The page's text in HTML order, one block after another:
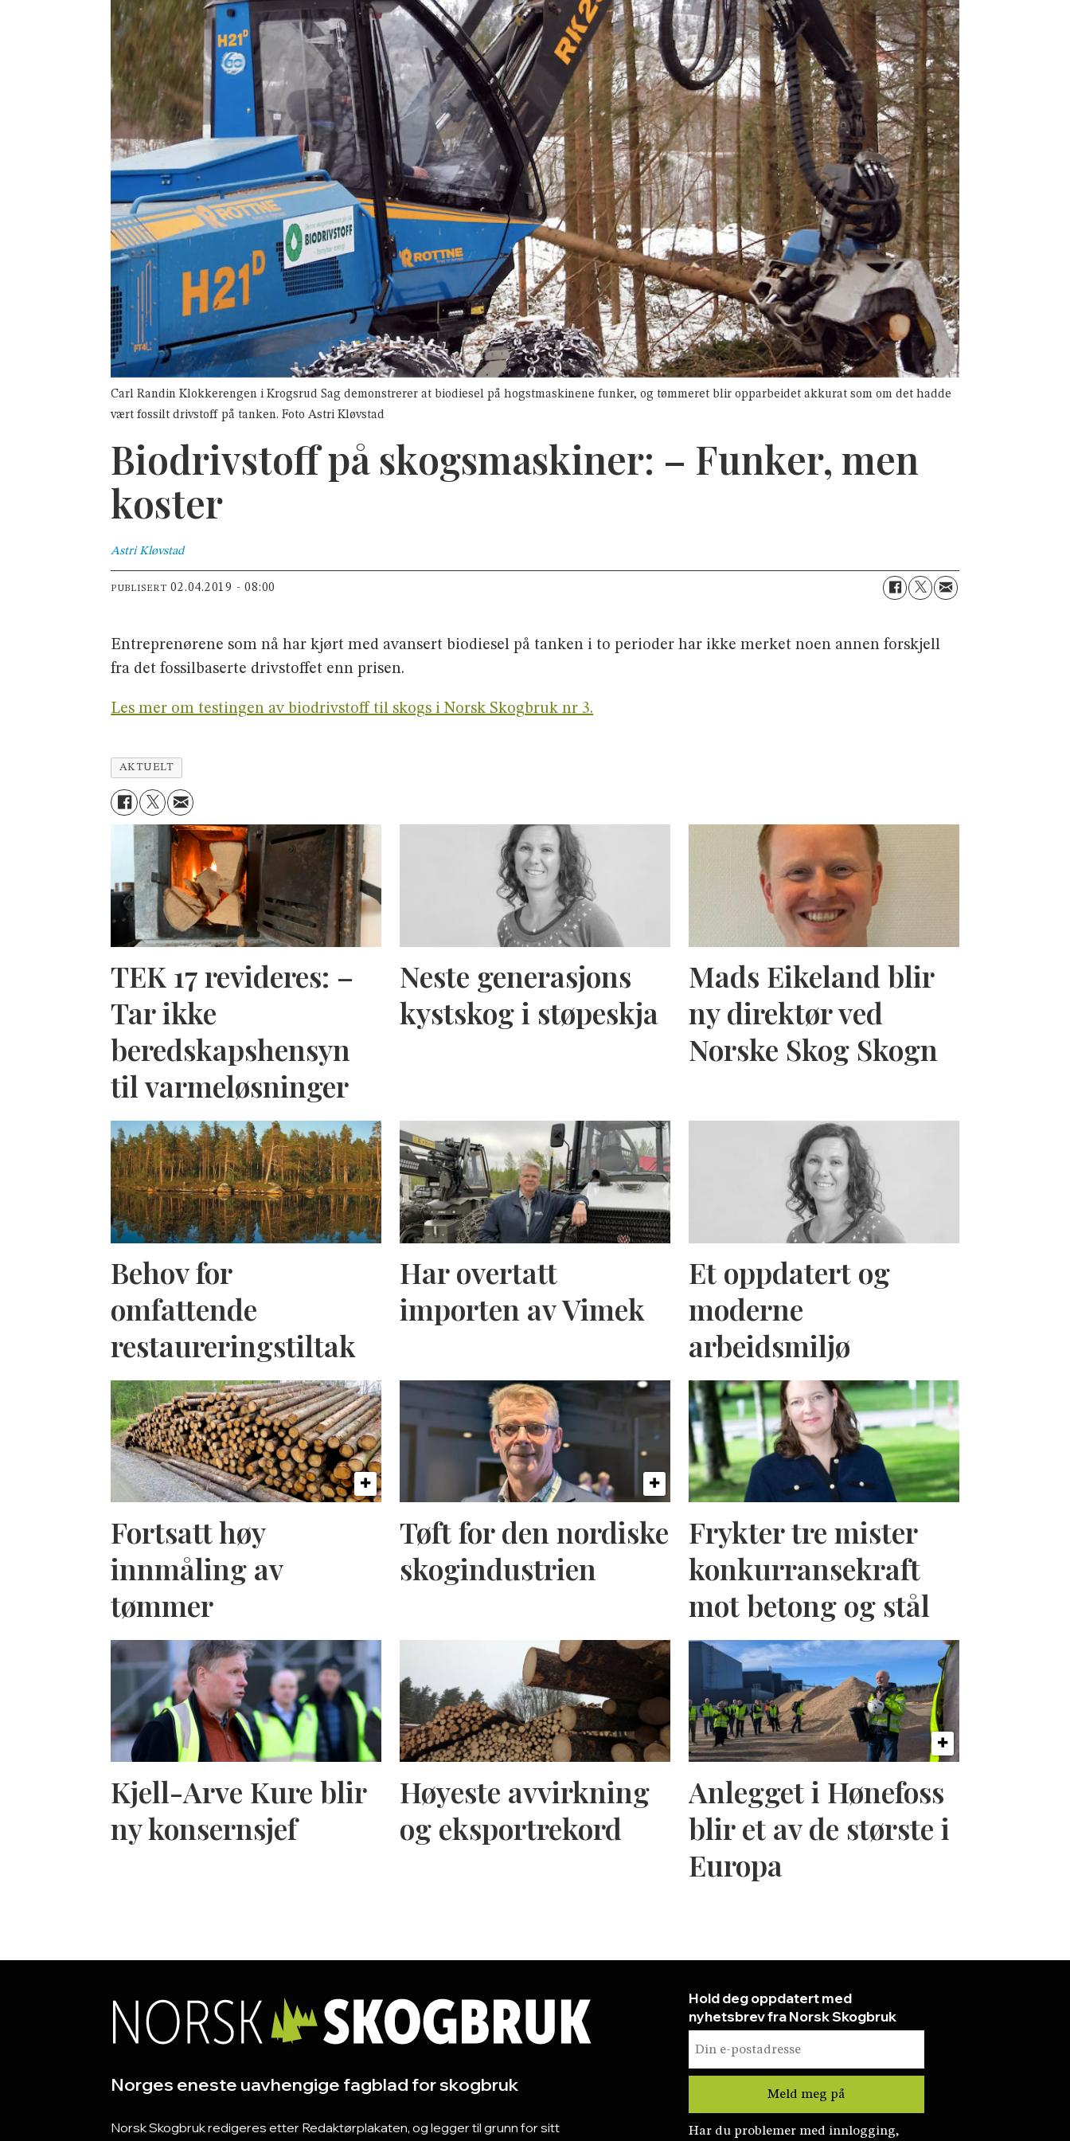
Carl Randin Klokkerengen i Krogsrud Sag demonstrerer at biodiesel på hogstmaskinene funker, og tømmeret blir opparbeidet akkurat som om det hadde
vært fossilt drivstoff på tanken. Foto Astri Kløvstad
Biodrivstoff på skogsmaskiner: – Funker, men
koster
Astri Kløvstad
PUBLISERT 02.04.2019 - 08:00
Entreprenørene som nå har kjørt med avansert biodiesel på tanken i to perioder har ikke merket noen annen forskjell
fra det fossilbaserte drivstoffet enn prisen.
Les mer om testingen av biodrivstoff til skogs i Norsk Skogbruk nr 3.
AKTUELT
TEK 17 revideres: –
Tar ikke
beredskapshensyn
til varmeløsninger
Neste generasjons
kystskog i støpeskja
Mads Eikeland blir
ny direktør ved
Norske Skog Skogn
Behov for
omfattende
restaureringstiltak
Har overtatt
importen av Vimek
Et oppdatert og
moderne
arbeidsmiljø
Fortsatt høy
innmåling av
tømmer
Tøft for den nordiske
skogindustrien
Frykter tre mister
konkurransekraft
mot betong og stål
Kjell-Arve Kure blir
ny konsernsjef
Høyeste avvirkning
og eksportrekord
Anlegget i Hønefoss
blir et av de største i
Europa
Norges eneste uavhengige fagblad for skogbruk
Norsk Skogbruk redigeres etter Redaktørplakaten, og legger til grunn for sitt
Hold deg oppdatert med
nyhetsbrev fra Norsk Skogbruk
Har du problemer med innlogging,